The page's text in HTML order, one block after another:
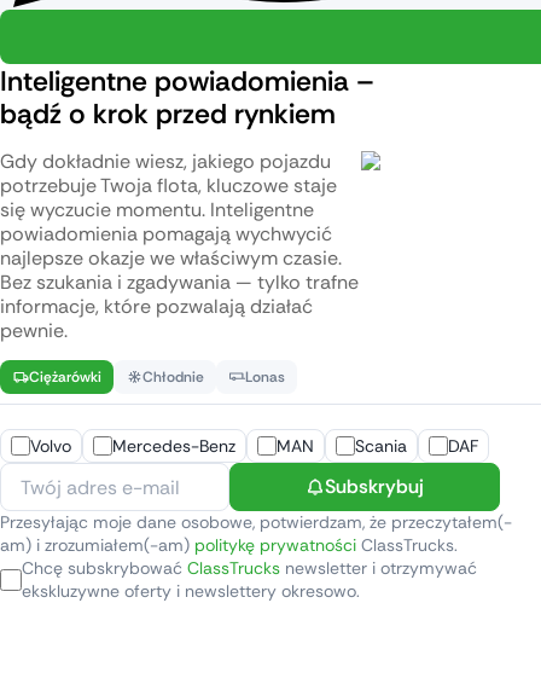
Inteligentne powiadomienia –
bądź o krok przed rynkiem
Gdy dokładnie wiesz, jakiego pojazdu
potrzebuje Twoja flota, kluczowe staje
się wyczucie momentu. Inteligentne
powiadomienia pomagają wychwycić
najlepsze okazje we właściwym czasie.
Bez szukania i zgadywania — tylko trafne
informacje, które pozwalają działać
pewnie.
Ciężarówki Chłodnie Lonas
Volvo Mercedes-Benz MAN Scania DAF
Subskrybuj
Przesyłając moje dane osobowe, potwierdzam, że przeczytałem(-
am) i zrozumiałem(-am) politykę prywatności ClassTrucks.
Chcę subskrybować ClassTrucks newsletter i otrzymywać
ekskluzywne oferty i newslettery okresowo.